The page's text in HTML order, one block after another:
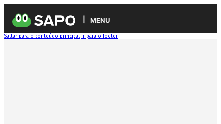
MENU
Saltar para o conteúdo principal Ir para o footer